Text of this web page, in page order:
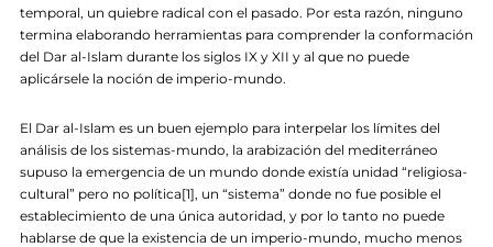
temporal, un quiebre radical con el pasado. Por esta razón, ninguno
termina elaborando herramientas para comprender la conformación
del Dar al-Islam durante los siglos IX y XII y al que no puede
aplicársele la noción de imperio-mundo.
El Dar al-Islam es un buen ejemplo para interpelar los límites del
análisis de los sistemas-mundo, la arabización del mediterráneo
supuso la emergencia de un mundo donde existía unidad “religiosa-
cultural” pero no política[1], un “sistema” donde no fue posible el
establecimiento de una única autoridad, y por lo tanto no puede
hablarse de que la existencia de un imperio-mundo, mucho menos